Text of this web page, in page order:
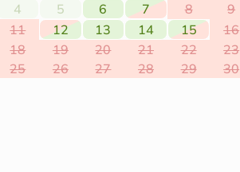
4 5 6 7 8
9
11 12 13 14 15
16
18 19 20 21 22
23
25 26 27 28 29
30